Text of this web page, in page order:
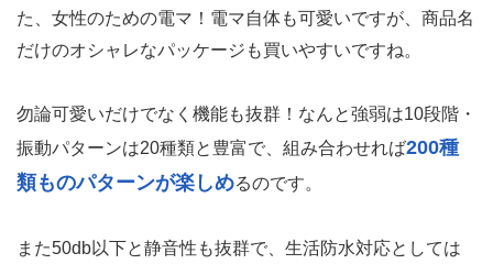
た、女性のための電マ！電マ自体も可愛いですが、商品名
だけのオシャレなパッケージも買いやすいですね。
勿論可愛いだけでなく機能も抜群！なんと強弱は10段階・
振動パターンは20種類と豊富で、組み合わせれば200種
類ものパターンが楽しめるのです。
また50db以下と静音性も抜群で、生活防水対応としては